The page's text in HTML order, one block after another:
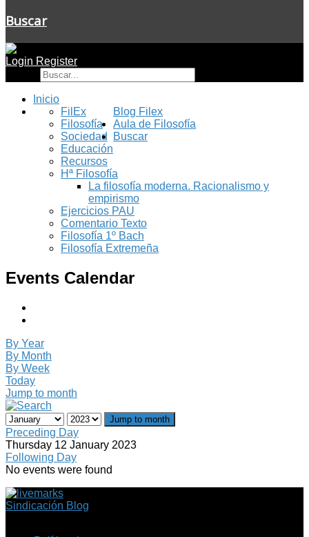
Buscar
Login Register
Inicio
Blog Filex
FilEx
Filosofía
Sociedad
Educación
Recursos
Aula de Filosofía
Hª Filosofía
La filosofía moderna. Racionalismo y
empirismo
Ejercicios PAU
Comentario Texto
Filosofía 1º Bach
Filosofía Extremeña
Buscar
Events Calendar
By Year
By Month
By Week
Today
Jump to month
Jump to month
Preceding Day
Thursday 12 January 2023
Following Day
No events were found
Sindicación Blog